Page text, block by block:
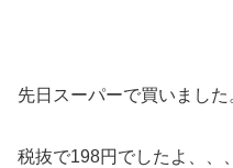
先日スーパーで買いました
税抜で198円でしたよ、、